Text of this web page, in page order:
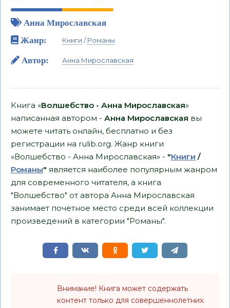
Анна Мирославская
Жанр:
Книги /Романы
Автор: Анна Мирославская
Книга «Волшебство - Анна Мирославская»
написанная автором - Анна Мирославская вы
можете читать онлайн, бесплатно и без
регистрации на rulib.org. Жанр книги
«Волшебство - Анна Мирославская» - "Книги /
Романы" является наиболее популярным жанром
для современного читателя, а книга
"Волшебство" от автора Анна Мирославская
занимает почетное место среди всей коллекции
произведений в категории "Романы".
Внимание! Книга может содержать
контент только для совершеннолетних.